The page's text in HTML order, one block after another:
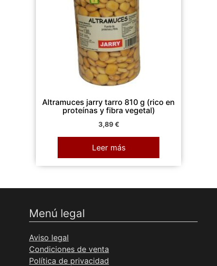
Altramuces jarry tarro 810 g (rico en
proteínas y fibra vegetal)
3,89€
Leer más
Menú legal
Aviso legal
Condiciones de venta
Política de privacidad